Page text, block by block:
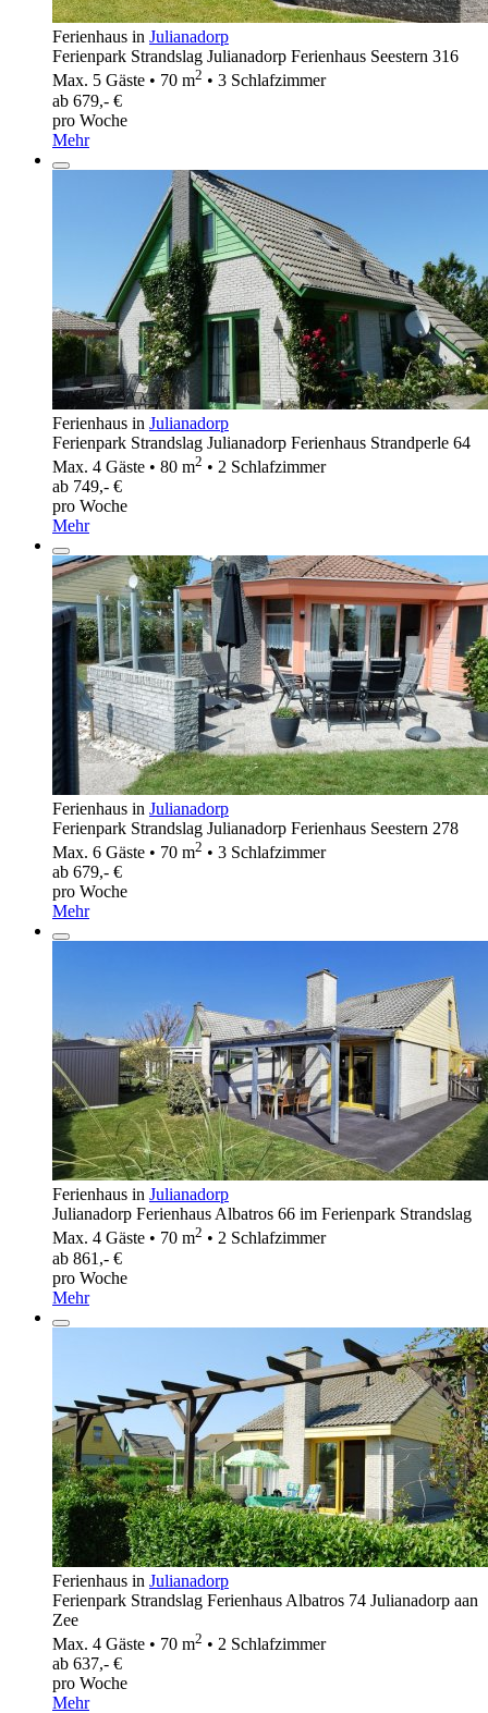
Ferienhaus in Julianadorp
Ferienpark Strandslag Julianadorp Ferienhaus Seestern 316
Max. 5 Gäste • 70 m2 • 3 Schlafzimmer
ab 679,- €
pro Woche
Mehr
Ferienhaus in Julianadorp
Ferienpark Strandslag Julianadorp Ferienhaus Strandperle 64
Max. 4 Gäste • 80 m2 • 2 Schlafzimmer
ab 749,- €
pro Woche
Mehr
Ferienhaus in Julianadorp
Ferienpark Strandslag Julianadorp Ferienhaus Seestern 278
Max. 6 Gäste • 70 m2 • 3 Schlafzimmer
ab 679,- €
pro Woche
Mehr
Ferienhaus in Julianadorp
Julianadorp Ferienhaus Albatros 66 im Ferienpark Strandslag
Max. 4 Gäste • 70 m2 • 2 Schlafzimmer
ab 861,- €
pro Woche
Mehr
Ferienhaus in Julianadorp
Ferienpark Strandslag Ferienhaus Albatros 74 Julianadorp aan
Zee
Max. 4 Gäste • 70 m2 • 2 Schlafzimmer
ab 637,- €
pro Woche
Mehr